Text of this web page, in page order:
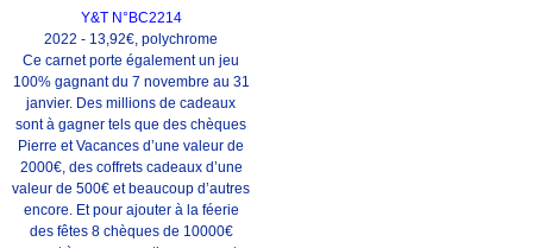
Y&T N°BC2214
2022 - 13,92€, polychrome
Ce carnet porte également un jeu
100% gagnant du 7 novembre au 31
janvier. Des millions de cadeaux
sont à gagner tels que des chèques
Pierre et Vacances d’une valeur de
2000€, des coffrets cadeaux d’une
valeur de 500€ et beaucoup d’autres
encore. Et pour ajouter à la féerie
des fêtes 8 chèques de 10000€